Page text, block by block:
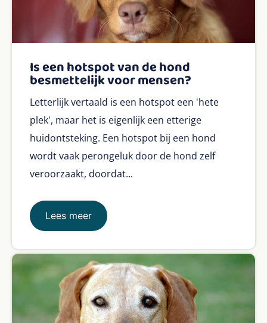
Is een hotspot van de hond
besmettelijk voor mensen?
Letterlijk vertaald is een hotspot een 'hete
plek', maar het is eigenlijk een etterige
huidontsteking. Een hotspot bij een hond
wordt vaak perongeluk door de hond zelf
veroorzaakt, doordat...
Lees meer